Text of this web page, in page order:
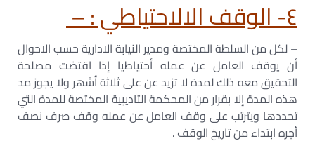
٤- الوقف الالاحتياطي : –
– لكل من السلطة المختصة ومدير النيابة الادارية حسب الاحوال
أن يوقف العامل عن عمله أحتياطيا إذا اقتضت مصلحة
التحقيق معه ذلك لمدة لا تزيد عن على ثلاثة أشھر ولا يجوز مد
ھذه المدة إلا بقرار من المحكمة التاديبية المختصة للمدة التي
تحددھا ويترتب على وقف العامل عن عمله وقف صرف نصف
أجره ابتداء من تاريخ الوقف .